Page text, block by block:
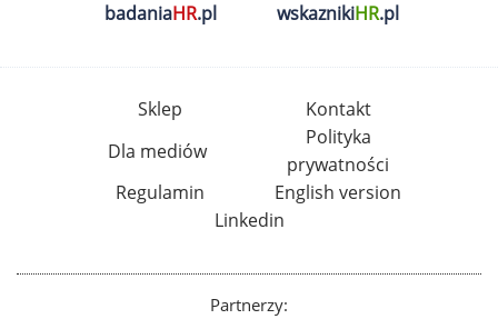
badaniaHR.pl wskaznikiHR.pl
Sklep
Kontakt
Dla mediów
Polityka
prywatności
Regulamin
English version
Linkedin
Partnerzy: